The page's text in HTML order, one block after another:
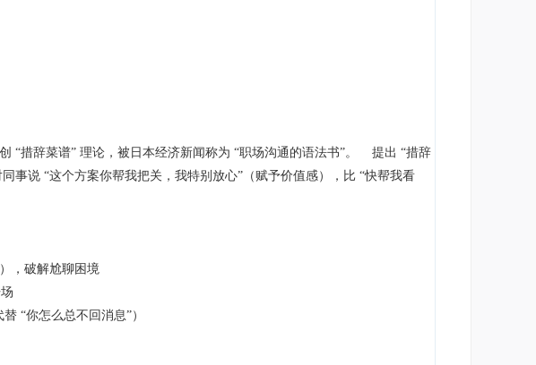
措辞菜谱” 理论，被日本经济新闻称为 “职场沟通的语法书”。 提出 “措辞
说 “这个方案你帮我把关，我特别放心”（赋予价值感），比 “快帮我看
，破解尬聊困境
“你怎么总不回消息”）